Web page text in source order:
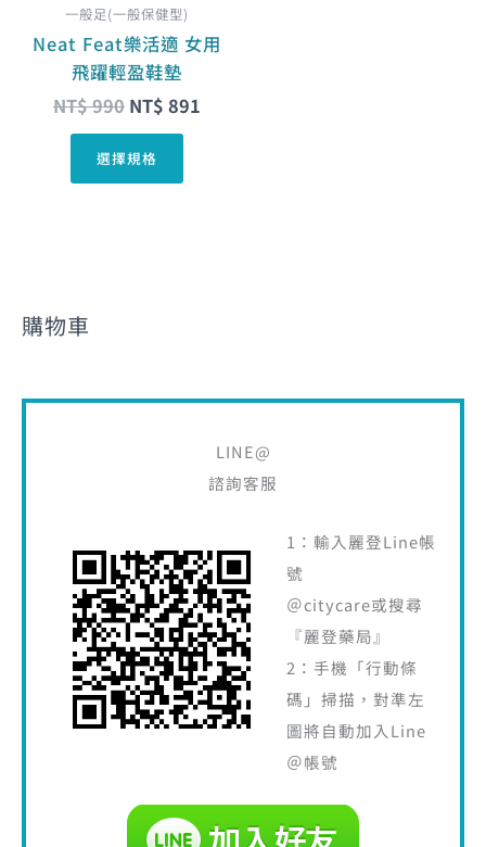
一般足(一般保健型)
Neat Feat樂活適 女用
飛躍輕盈鞋墊
NT$990 NT$ 891
選擇規格
可
在
品
頁
選
購物車
LINE@
諮詢客服
1：輸入麗登Line帳
號
＠citycare或搜尋
『麗登藥局』
2：手機「行動條
碼」掃描，對準左
圖將自動加入Line
＠帳號